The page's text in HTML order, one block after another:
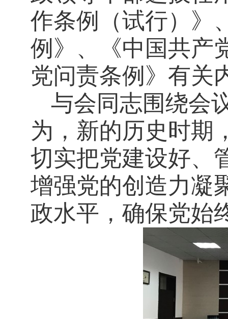
作条例（试行）》
例》、《中国共产
党问责条例》有关
与会同志围绕会
为，新的历史时期
切实把党建设好、
增强党的创造力凝
政水平，确保党始